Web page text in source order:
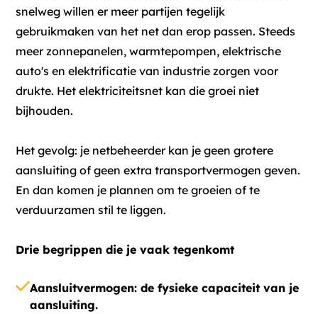
snelweg willen er meer partijen tegelijk
gebruikmaken van het net dan erop passen. Steeds
meer zonnepanelen, warmtepompen, elektrische
auto's en elektrificatie van industrie zorgen voor
drukte. Het elektriciteitsnet kan die groei niet
bijhouden.
Het gevolg: je netbeheerder kan je geen grotere
aansluiting of geen extra transportvermogen geven.
En dan komen je plannen om te groeien of te
verduurzamen stil te liggen.
Drie begrippen die je vaak tegenkomt
Aansluitvermogen: de fysieke capaciteit van je
aansluiting.